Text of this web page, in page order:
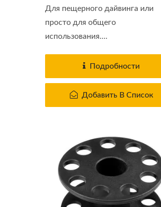
Для пещерного дайвинга или
просто для общего
использования....
Подробности
Добавить В Список